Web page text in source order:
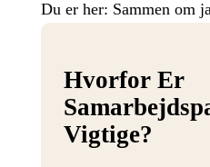
Du er her: Sammen om
Hvorfor Er
Vigtige?